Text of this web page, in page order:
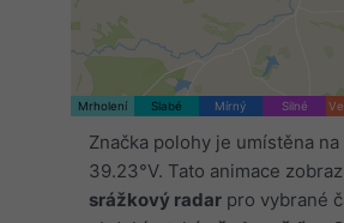
Mrholení Slabé Mírný Silné
Značka polohy je umístěna na
39.23°V. Tato animace
srážkový radar pro vybrané